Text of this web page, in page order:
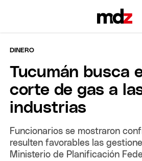
DINERO
Tucumán busca
corte de gas a
industrias
Funcionarios se mostraron
resulten favorables las
Ministerio de Planificación